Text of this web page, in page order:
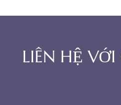
LIÊN HỆ